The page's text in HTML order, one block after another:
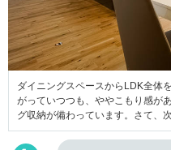
ダイニングスペースからLDK全体
がっていつつも、ややこもり感が
グ収納が備わっています。さて、